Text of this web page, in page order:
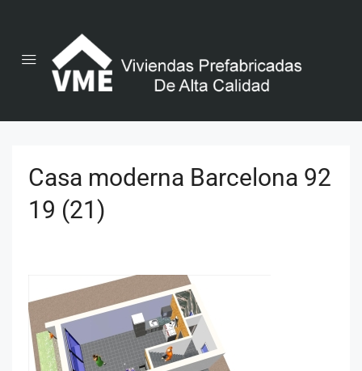
Casa moderna Barcelona 92
19 (21)